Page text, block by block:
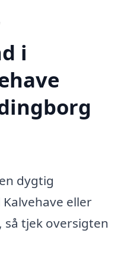
i
dygtig
eller
tjek oversigten